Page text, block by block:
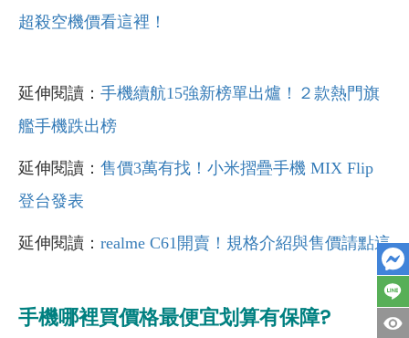
超殺空機價看這裡！
延伸閱讀： 手機續航15強新榜單出爐！２款熱門旗
艦手機跌出榜
延伸閱讀： 售價3萬有找！小米摺疊手機 MIX Flip
登台發表
延伸閱讀： realme C61開賣！規格介紹與售價請點這
手機哪裡買價格最便宜划算有保障?